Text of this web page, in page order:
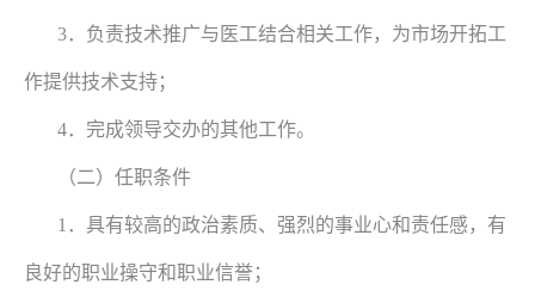
3．负责技术推广与医工结合相关工作，为市场开拓工
作提供技术支持；
4．完成领导交办的其他工作。
（二）任职条件
1．具有较高的政治素质、强烈的事业心和责任感，有
良好的职业操守和职业信誉；